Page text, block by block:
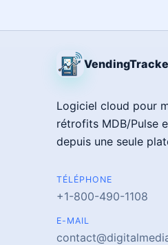
Logiciel cloud pour
rétrofits MDB/Pulse
depuis une seule
TÉLÉPHONE
+1-800-490-1108
E-MAIL